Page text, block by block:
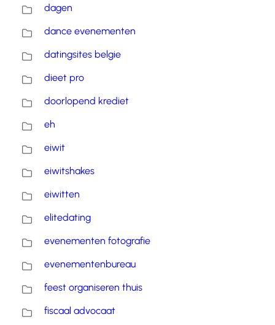
dagen
dance evenementen
datingsites belgie
dieet pro
doorlopend krediet
eh
eiwit
eiwitshakes
eiwitten
elitedating
evenementen fotografie
evenementenbureau
feest organiseren thuis
fiscaal advocaat